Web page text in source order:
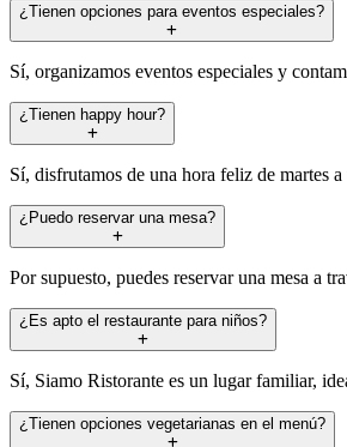
¿Tienen opciones para eventos especiales?
Sí, organizamos eventos especiales y
¿Tienen happy hour?
Sí, disfrutamos de una hora feliz de martes
¿Puedo reservar una mesa?
Por supuesto, puedes reservar una mesa a
¿Es apto el restaurante para niños?
Sí, Siamo Ristorante es un lugar familiar,
¿Tienen opciones vegetarianas en el menú?